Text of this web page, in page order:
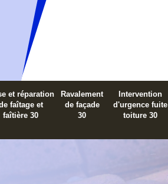
et réparation
faîtage et
faîtière 30
Ravalement
de façade
30
Intervention
d'urgence fuite
toiture 30